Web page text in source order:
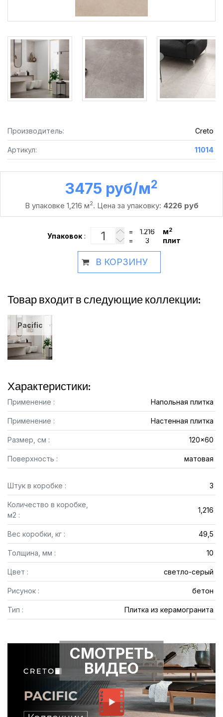
Производитель: Creto
Артикул: 11014
3475 руб /м2
В упаковке 1,216 м2. Цена за упаковку: 4226 руб
Упаковок :
= м2
= плит
В КОРЗИНУ
Товар входит в следующие коллекции:
Pacific
Характеристики:
Применение : Напольная плитка
Применение : Настенная плитка
Размер, см : 120x60
Поверхность : матовая
Штук в коробке : 3
Количество в коробке,
м2 :
1,216
Вес коробки, кг : 49,5
Толщина, мм : 10
Цвет : светло-серый
Рисунок : бетон
Тип : Плитка из керамогранита
СМОТРЕТЬ
ВИДЕО